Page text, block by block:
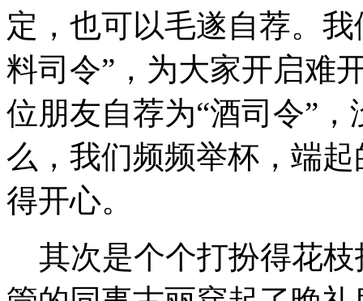
定，也可以毛遂自荐。
料司令”，为大家开启难
位朋友自荐为“酒司令”
么，我们频频举杯，端
得开心。
其次是个个打扮得花